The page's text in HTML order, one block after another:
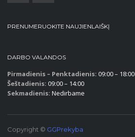
PRENUMERUOKITE NAUJIENLAIŠKĮ
DARBO VALANDOS
Pirmadienis – Penktadienis: 09:00 – 18:00
Šeštadienis: 09:00 – 14:00
Sekmadienis: Nedirbame
Copyright © GGPrekyba